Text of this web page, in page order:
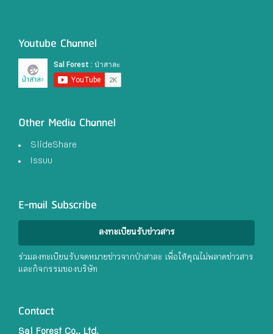
Youtube Channel
Other Media Channel
SlideShare
Issuu
E-mail Subscribe
ลงทะเบียนรับข่าวสาร
ร่วมลงทะเบียนรับจดหมายข่าวจากป่าสาละ เพื่อให้คุณไม่พลาดข่าวสาร
และกิจกรรมของบริษัท
Contact